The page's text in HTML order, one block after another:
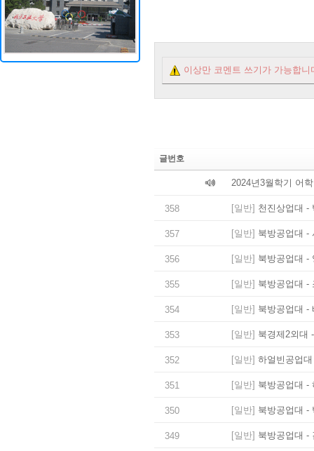
이상만 코멘트 쓰기가 가능합니
글번호
2024년3월학기 어
358 [일반] 천진상업대 -
357 [일반] 북방공업대 -
356 [일반] 북방공업대 -
355 [일반] 북방공업대 -
354 [일반] 북방공업대 -
353 [일반] 북경제2외대
352 [일반] 하얼빈공업
351 [일반] 북방공업대 -
350 [일반] 북방공업대 -
349 [일반] 북방공업대 -